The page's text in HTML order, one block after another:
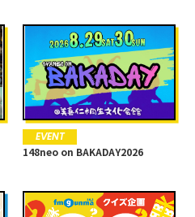
EVENT
148neo on BAKADAY2026